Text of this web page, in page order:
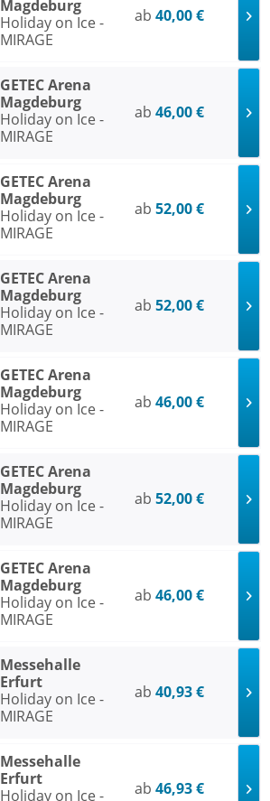
Magdeburg
Holiday on Ice -
MIRAGE
ab 40,00 €
GETEC Arena
Magdeburg
Holiday on Ice -
MIRAGE
ab 46,00 €
GETEC Arena
Magdeburg
Holiday on Ice -
MIRAGE
ab 52,00 €
GETEC Arena
Magdeburg
Holiday on Ice -
MIRAGE
ab 52,00 €
GETEC Arena
Magdeburg
Holiday on Ice -
MIRAGE
ab 46,00 €
GETEC Arena
Magdeburg
Holiday on Ice -
MIRAGE
ab 52,00 €
GETEC Arena
Magdeburg
Holiday on Ice -
MIRAGE
ab 46,00 €
Messehalle
Erfurt
Holiday on Ice -
MIRAGE
ab 40,93 €
Messehalle
Erfurt
Holiday on Ice -
ab 46,93 €